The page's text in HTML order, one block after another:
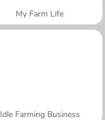
My Farm Life
Idle Farming Business